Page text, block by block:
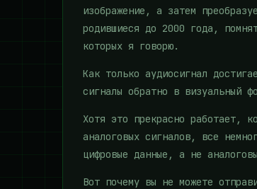
изображение, а затем
родившиеся до 2000 года,
которых я говорю.
Как только аудиосигнал
сигналы обратно в визуальный
Хотя это прекрасно работает,
аналоговых сигналов, все
цифровые данные, а не
Вот почему вы не можете